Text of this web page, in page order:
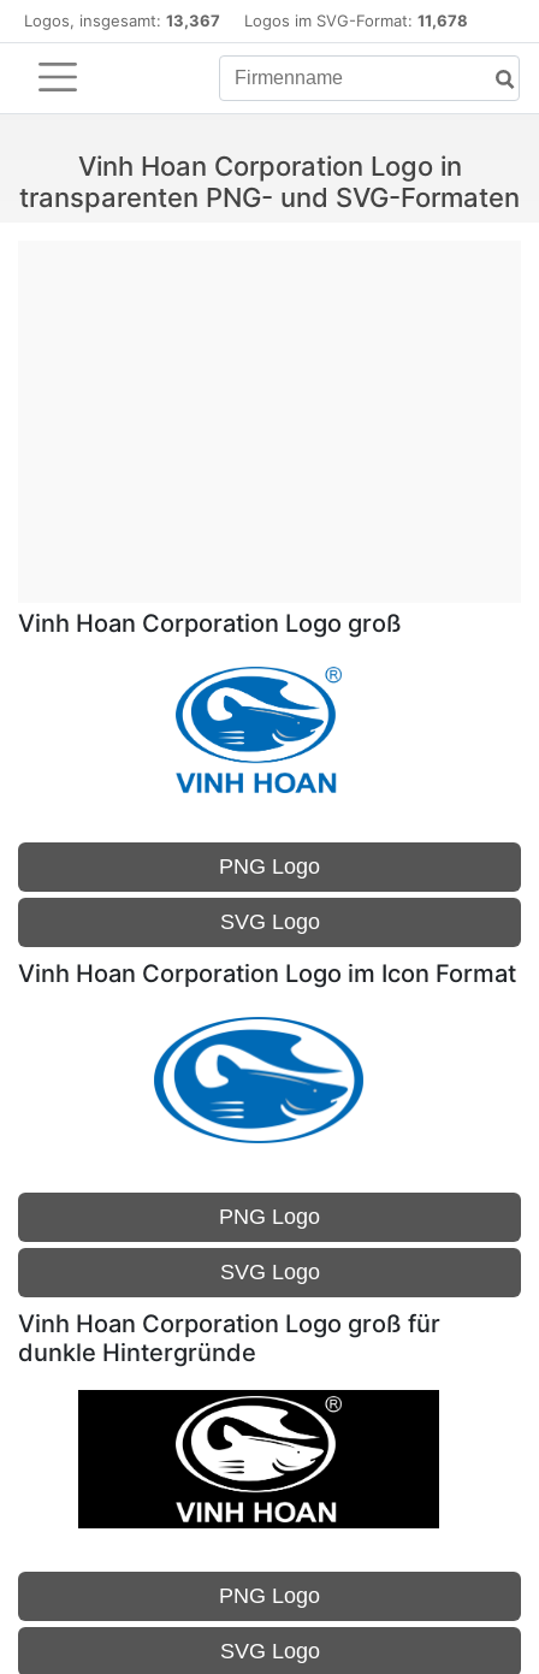
Logos, insgesamt: 13,367 Logos im SVG-Format: 11,678
Vinh Hoan Corporation Logo in
transparenten PNG- und SVG-Formaten
Vinh Hoan Corporation Logo groß
PNG Logo
SVG Logo
Vinh Hoan Corporation Logo im Icon Format
PNG Logo
SVG Logo
Vinh Hoan Corporation Logo groß für
dunkle Hintergründe
PNG Logo
SVG Logo